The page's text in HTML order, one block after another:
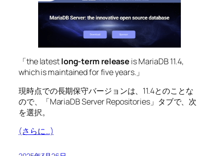
「the latestlong-term release is MariaDB 11.4,
which is maintained for five years.」
現時点での長期保守バージョンは、11.4とのことな
ので、「MariaDB Server Repositories」タブで、次
を選択。
(さらに…)